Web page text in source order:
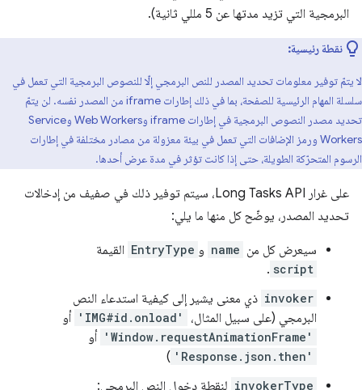
البرمجية التي تزيد مدتها عن 5 مللي ثانية).
نقطة رئيسية:
لا يتمّ توفير معلومات تحديد المصدر للنص البرمجي إلّا للنصوص البرمجية التي تعمل في
سلسلة المهام الرئيسية للصفحة، بما في ذلك إطارات iframe من المصدر نفسه. لن يتمّ
تحديد مصدر النصوص البرمجية في إطارات iframe وWeb Workers وService
Workers ورمز الإضافات التي تعمل في بيئة معزولة من مصادر مختلفة في إطارات
الرسوم المتحرّكة الطويلة، حتى إذا كانت تؤثر في مدة عرض أحدها.
على غرار Long Tasks API، سيتم توفير ذلك في صفيف من إدخالات
تحديد المصدر، يوضّح كل منها ما يلي:
سيعرض كل من name و EntryType القيمة
script
.
invoker ذي معنى يشير إلى كيفية استدعاء النص
البرمجي (على سبيل المثال،
'IMG#id.onload' أو
'Window.requestAnimationFrame' أو
'Response.json.then'
)
invokerType لنقطة دخول النص البرمجي: